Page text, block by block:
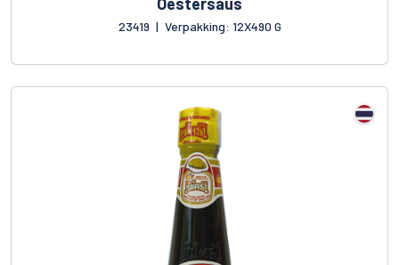
23419 | Verpakking: 12X490 G